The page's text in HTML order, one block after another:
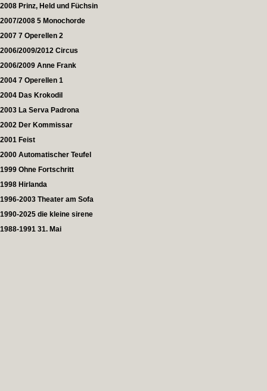
2008 Prinz, Held und Füchsin
2007/2008 5 Monochorde
2007 7 Operellen 2
2006/2009/2012 Circus
2006/2009 Anne Frank
2004 7 Operellen 1
2004 Das Krokodil
2003 La Serva Padrona
2002 Der Kommissar
2001 Feist
2000 Automatischer Teufel
1999 Ohne Fortschritt
1998 Hirlanda
1996-2003 Theater am Sofa
1990-2025 die kleine sirene
1988-1991 31. Mai